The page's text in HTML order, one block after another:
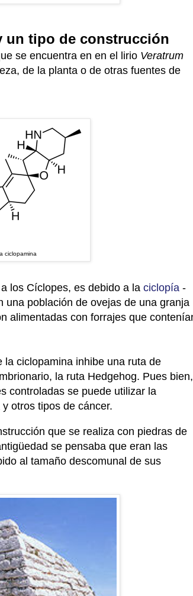
un tipo de construcción
se encuentra en en el lirio Veratrum
de la planta o de otras fuentes de
ciclopamina
los Cíclopes, es debido a la ciclopía -
una población de ovejas de una granja
alimentadas con forrajes que
la ciclopamina inhibe una ruta de
la ruta Hedgehog. Pues bien,
controladas se puede utilizar la
otros tipos de cáncer.
que se realiza con piedras de
se pensaba que eran las
al tamaño descomunal de sus